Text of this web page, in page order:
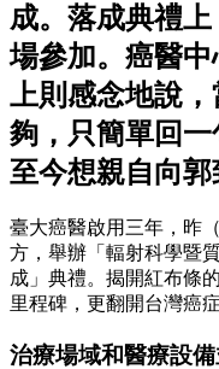
成。落成典禮
場參加。癌醫
上則感念地說
夠，只簡單回一
至今想親自向郭
臺大癌醫啟用三年，昨
方，舉辦「輻射科學暨
成」典禮。揭開紅布條
里程碑，更翻開台灣癌
治療場域和醫療設